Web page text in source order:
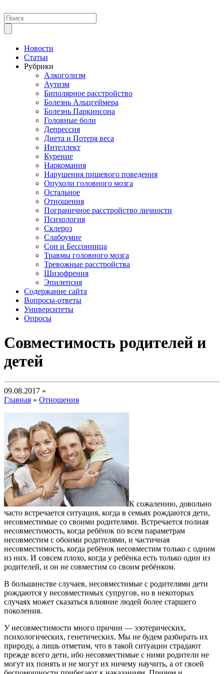
Новости
Статьи
Рубрики
Алкоголизм
Аутизм
Биполярное расстройство
Болезнь Альцгеймера
Болезнь Паркинсона
Головные боли
Депрессия
Диета и Потеря веса
Интеллект
Курение
Наркомания
Нарушения пищевого поведения
Опухоли головного мозга
Остальное
Отношения
Пограничное расстройство личности
Психология
Склероз
Слабоумие
Сон и Бессонница
Травмы головного мозга
Тревожные расстройства
Шизофрения
Эпилепсия
Содержание сайта
Вопросы-ответы
Университеты
Опросы
Совместимость родителей и
детей
09.08.2017 »
Главная » Отношения
К сожалению, довольно
часто встречается ситуация, когда в семьях рождаются дети,
несовместимые со своими родителями. Встречается полная
несовместимость, когда ребёнок по всем параметрам
несовместим с обоими родителями, и частичная
несовместимость, когда ребёнок несовместим только с одним
из них. И совсем плохо, когда у ребёнка есть только один из
родителей, и он не совместим со своим ребёнком.
В большинстве случаев, несовместимые с родителями дети
рождаются у несовместимых супругов, но в некоторых
случаях может сказаться влияние людей более старшего
поколения.
У несовместимости много причин — эзотерических,
психологических, генетических. Мы не будем разбирать их
природу, а лишь отметим, что в такой ситуации страдают
прежде всего дети, ибо несовместимые с ними родители не
могут их понять и не могут их ничему научить, а от своей